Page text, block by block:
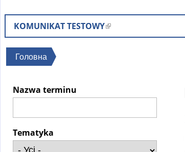
KOMUNIKAT TESTOWY(
l
e
Ви
тут
Головна
Nazwa terminu
Tematyka